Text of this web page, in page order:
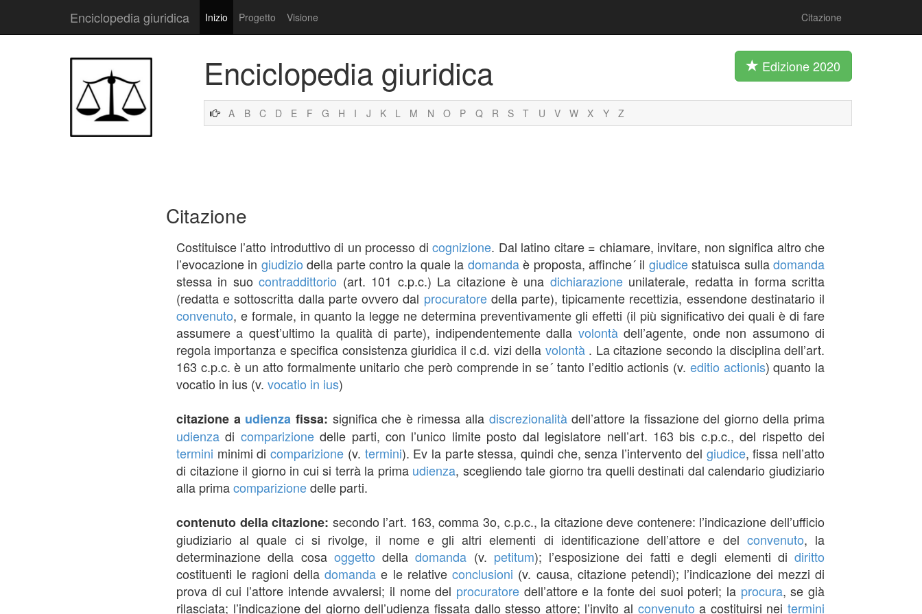
Enciclopedia giuridica Inizio Progetto Visione Citazione
Enciclopedia giuridica Edizione 2020
A B C D E F G H I J K L M N O P Q R S T U V W X Y Z
Citazione
Costituisce l’atto introduttivo di un processo dicognizione. Dal latino citare = chiamare, invitare, non significa altro che
l’evocazione in giudizio della parte contro la quale la domandaè proposta, affinche´ il giudicestatuisca sulladomanda
stessa in suocontraddittorio (art. 101 c.p.c.) La citazione è una dichiarazioneunilaterale, redatta in forma scritta
(redatta e sottoscritta dalla parte ovvero dal procuratoredella parte), tipicamente recettizia, essendone destinatario il
convenuto, e formale, in quanto la legge ne determina preventivamente gli effetti (il più significativo dei quali è di fare
assumere a quest’ultimo la qualità di parte), indipendentemente dalla volontàdell’agente, onde non assumono di
regola importanza e specifica consistenza giuridica il c.d. vizi della volontà. La citazione secondo la disciplina dell’art.
163 c.p.c. è un atto formalmente unitario che però comprende in se´ tanto l’editio actionis (v. editio actionis) quanto la
vocatio in ius (v. vocatio in ius)
citazione a udienza fissa: significa che è rimessa alla discrezionalitàdell’attore la fissazione del giorno della prima
udienza di comparizionedelle parti, con l’unico limite posto dal legislatore nell’art. 163 bis c.p.c., del rispetto dei
termini minimi dicomparizione (v. termini). Ev la parte stessa, quindi che, senza l’intervento del giudice, fissa nell’atto
di citazione il giorno in cui si terrà la prima udienza, scegliendo tale giorno tra quelli destinati dal calendario giudiziario
alla primacomparizionedelle parti.
contenuto della citazione: secondo l’art. 163, comma 3o, c.p.c., la citazione deve contenere: l’indicazione dell’ufficio
giudiziario al quale ci si rivolge, il nome e gli altri elementi di identificazione dell’attore e del convenuto, la
determinazione della cosa oggetto delladomanda (v. petitum); l’esposizione dei fatti e degli elementi didiritto
costituenti le ragioni della domanda e le relative conclusioni (v. causa, citazione petendi); l’indicazione dei mezzi di
prova di cui l’attore intende avvalersi; il nome del procuratoredell’attore e la fonte dei suoi poteri; la procura, se già
rilasciata; l’indicazione del giorno dell’udienza fissata dallo stesso attore; l’invito al convenuto a costituirsi neitermini